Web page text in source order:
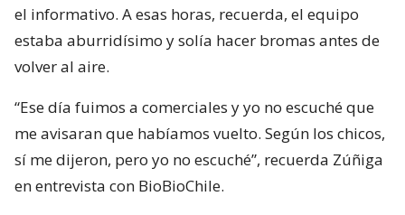
el informativo. A esas horas, recuerda, el equipo
estaba aburridísimo y solía hacer bromas antes de
volver al aire.
“Ese día fuimos a comerciales y yo no escuché que
me avisaran que habíamos vuelto. Según los chicos,
sí me dijeron, pero yo no escuché”, recuerda Zúñiga
en entrevista con BioBioChile.